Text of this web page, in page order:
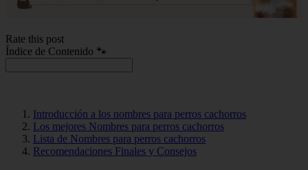
Rate this post
Índice de Contenido 🐾
Introducción a los nombres para perros cachorros
Los mejores Nombres para perros cachorros
Lista de Nombres para perros cachorros
Recomendaciones Finales y Consejos